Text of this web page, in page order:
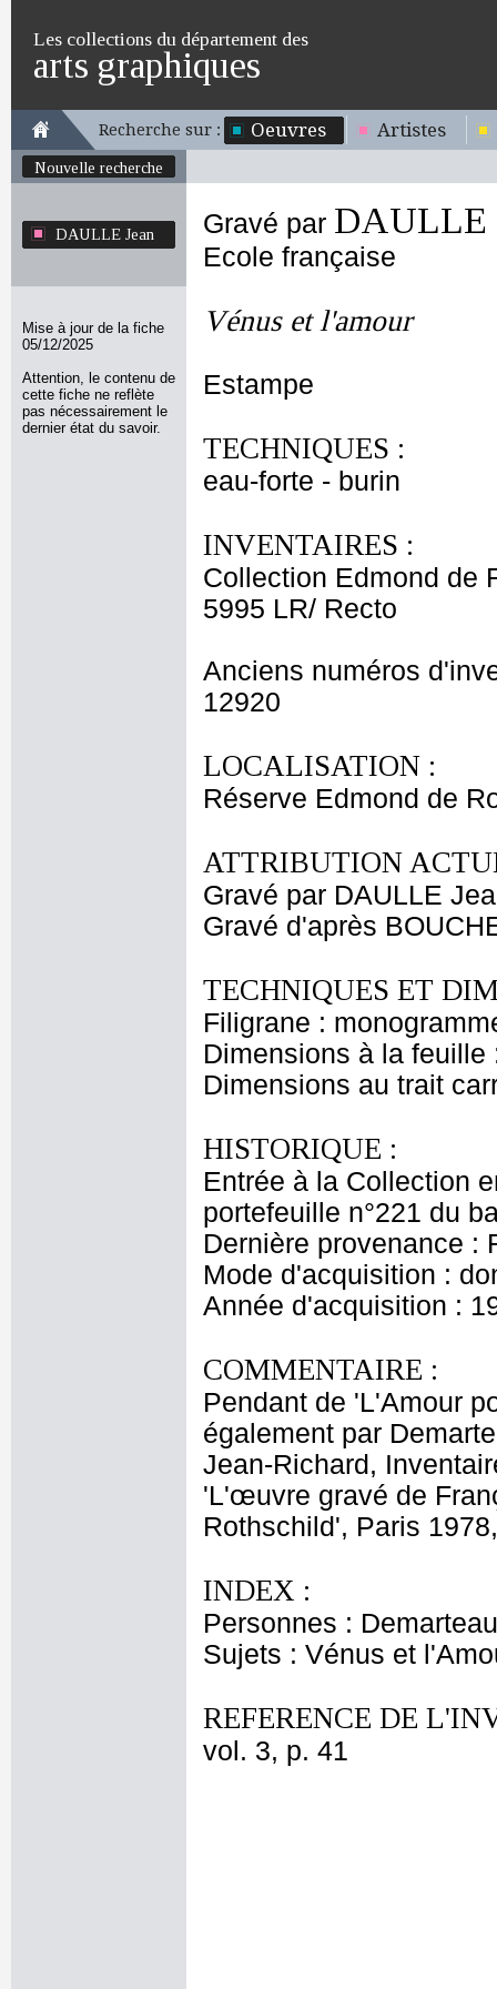
Les collections du département des
arts graphiques
Recherche sur : Oeuvres Artistes
Nouvelle recherche
DAULLE Jean
Mise à jour de la fiche
05/12/2025
Attention, le contenu de
cette fiche ne reflète
pas nécessairement le
dernier état du savoir.
Gravé par DAULLE
Ecole française
Vénus et l'amour
Estampe
TECHNIQUES :
eau-forte - burin
INVENTAIRES :
Collection Edmond de
5995 LR/ Recto
Anciens numéros
12920
LOCALISATION :
Réserve Edmond de
ATTRIBUTION
Gravé par DAULLE
Gravé d'après
TECHNIQUES ET
Filigrane :
Dimensions à la
Dimensions au trait
HISTORIQUE :
Entrée à la Collection
portefeuille n°221 du
Dernière provenance :
Mode d'acquisition :
Année d'acquisition :
COMMENTAIRE :
Pendant de 'L'Amour
également par
Jean-Richard,
'L'œuvre gravé de
Rothschild', Paris
INDEX :
Personnes :
Sujets : Vénus et
REFERENCE DE
vol. 3, p. 41